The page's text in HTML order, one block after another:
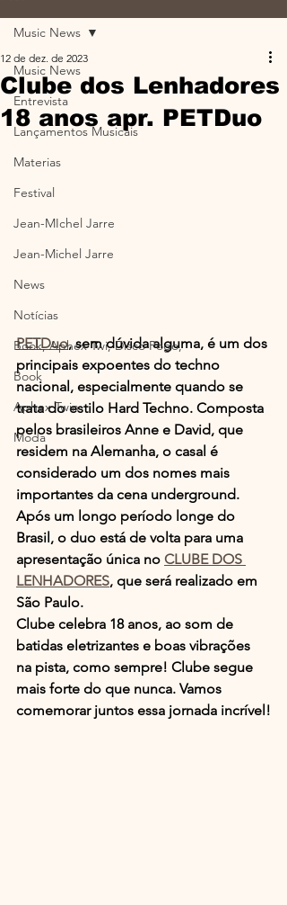
Music News
Entrevista
Lançamentos Musicais
Materias
Festival
Jean-MIchel Jarre
Jean-Michel Jarre
News
Notícias
Book, Aphex Twi, Disco Pogo,
Book
Aphex Twin
Moda
Music News
Clube dos Lenhadores
18 anos apr. PETDuo
12 de dez. de 2023
PETDuo, sem dúvida alguma, é um dos
principais expoentes do techno
nacional, especialmente quando se
trata do estilo Hard Techno. Composta
pelos brasileiros Anne e David, que
residem na Alemanha, o casal é
considerado um dos nomes mais
importantes da cena underground.
Após um longo período longe do
Brasil, o duo está de volta para uma
apresentação única no CLUBE DOS
LENHADORES, que será realizado em
São Paulo.
Clube celebra 18 anos, ao som de
batidas eletrizantes e boas vibrações
na pista, como sempre! Clube segue
mais forte do que nunca. Vamos
comemorar juntos essa jornada incrível!